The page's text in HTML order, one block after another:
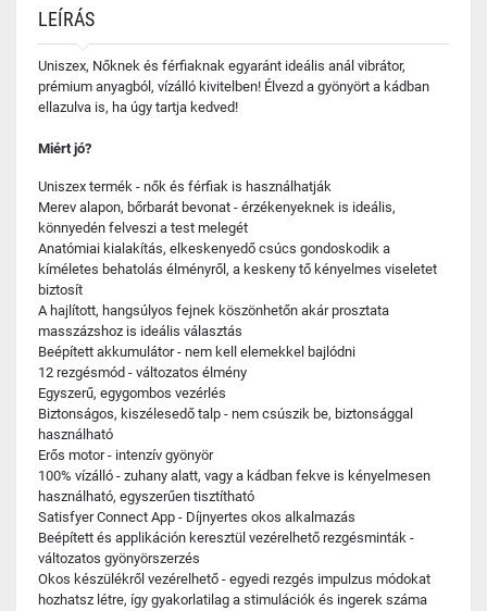
LEÍRÁS
Uniszex, Nőknek és férfiaknak egyaránt ideális anál vibrátor,
prémium anyagból, vízálló kivitelben! Élvezd a gyönyört a kádban
ellazulva is, ha úgy tartja kedved!
Miért jó?
Uniszex termék - nők és férfiak is használhatják
Merev alapon, bőrbarát bevonat - érzékenyeknek is ideális,
könnyedén felveszi a test melegét
Anatómiai kialakítás, elkeskenyedő csúcs gondoskodik a
kíméletes behatolás élményről, a keskeny tő kényelmes viseletet
biztosít
A hajlított, hangsúlyos fejnek köszönhetőn akár prosztata
masszázshoz is ideális választás
Beépített akkumulátor - nem kell elemekkel bajlódni
12 rezgésmód - változatos élmény
Egyszerű, egygombos vezérlés
Biztonságos, kiszélesedő talp - nem csúszik be, biztonsággal
használható
Erős motor - intenzív gyönyör
100% vízálló - zuhany alatt, vagy a kádban fekve is kényelmesen
használható, egyszerűen tisztítható
Satisfyer Connect App - Díjnyertes okos alkalmazás
Beépített és applikáción keresztül vezérelhető rezgésminták -
változatos gyönyörszerzés
Okos készülékről vezérelhető - egyedi rezgés impulzus módokat
hozhatsz létre, így gyakorlatilag a stimulációk és ingerek száma